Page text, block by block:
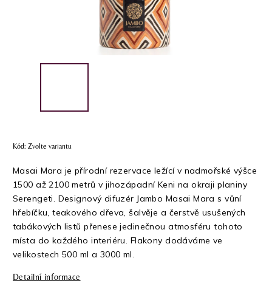
Kód: Zvolte variantu
Masai Mara je přírodní rezervace ležící v nadmořské výšce
1500 až 2100 metrů v jihozápadní Keni na okraji planiny
Serengeti. Designový difuzér Jambo Masai Mara s vůní
hřebíčku, teakového dřeva, šalvěje a čerstvě usušených
tabákových listů přenese jedinečnou atmosféru tohoto
místa do každého interiéru. Flakony dodáváme ve
velikostech 500 ml a 3000 ml.
Detailní informace